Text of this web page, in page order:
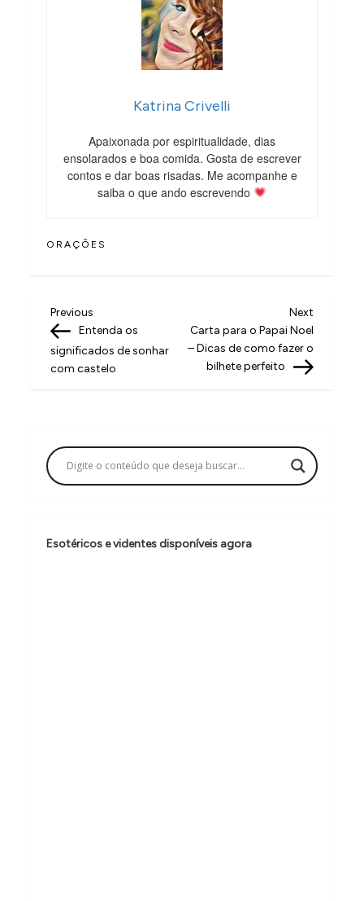
Katrina Crivelli
Apaixonada por espiritualidade, dias
ensolarados e boa comida. Gosta de escrever
contos e dar boas risadas. Me acompanhe e
saiba o que ando escrevendo
ORAÇÕES
N
a
v
a
ç
o
d
Previous
Post
Previous
Entenda os
significados de sonhar
com castelo
Next
Post
Next
Carta para o Papai Noel
– Dicas de como fazer o
bilhete perfeito
Esotéricos e videntes disponíveis agora